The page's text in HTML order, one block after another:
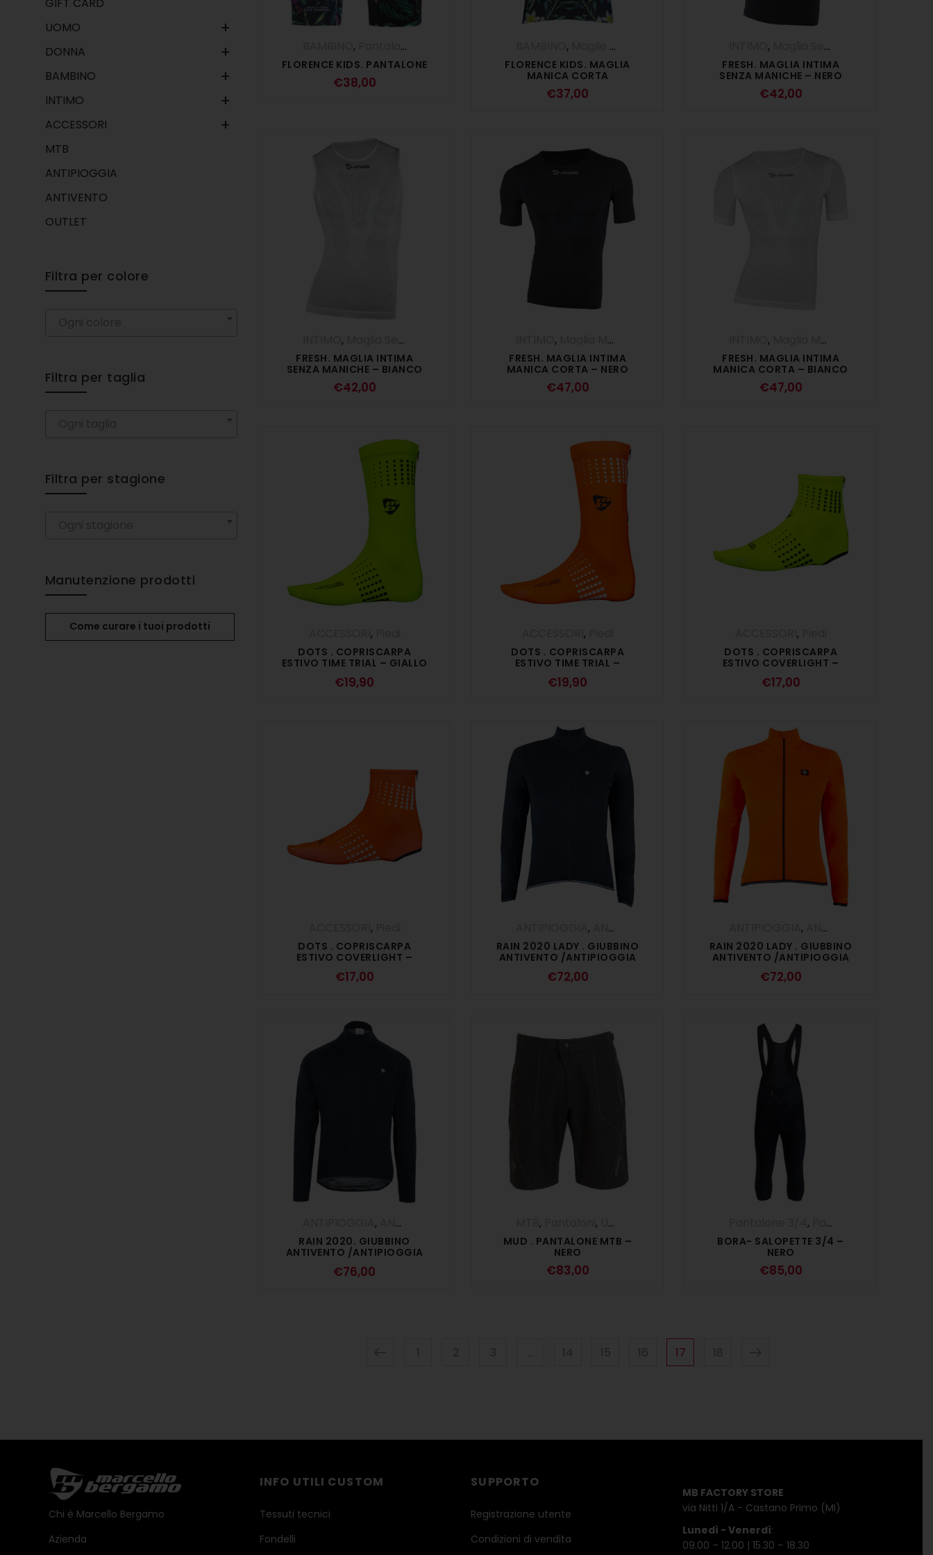
,
FLORENCE KIDS. PANTALONE
€38,00
,
FLORENCE KIDS. MAGLIA
MANICA CORTA
€37,00
,
FRESH. MAGLIA INTIMA
SENZA MANICHE – NERO
€42,00
,
FRESH. MAGLIA INTIMA
SENZA MANICHE – BIANCO
€42,00
,
FRESH. MAGLIA INTIMA
MANICA CORTA – NERO
€47,00
,
FRESH. MAGLIA INTIMA
MANICA CORTA – BIANCO
€47,00
,
DOTS . COPRISCARPA
ESTIVO TIME TRIAL – GIALLO
FLUO
€19,90
,
DOTS . COPRISCARPA
ESTIVO TIME TRIAL –
ARANCIO FLUO
€19,90
,
DOTS . COPRISCARPA
ESTIVO COVERLIGHT –
GIALLO FLUO
€17,00
,
DOTS . COPRISCARPA
ESTIVO COVERLIGHT –
ARANCIO FLUO
€17,00
,
RAIN 2020 LADY . GIUBBINO
ANTIVENTO /ANTIPIOGGIA
– NERO
€72,00
,
RAIN 2020 LADY . GIUBBINO
ANTIVENTO /ANTIPIOGGIA
– ARANCIO FLUO
€72,00
,
RAIN 2020. GIUBBINO
ANTIVENTO /ANTIPIOGGIA
– NERO
€76,00
, ,
MUD . PANTALONE MTB –
NERO
€83,00
,
BORA- SALOPETTE 3/4 –
NERO
€85,00
1 2 3 14 15 16 17 18
+
UOMO
+
DONNA
+
BAMBINO
+
INTIMO
+
ACCESSORI
MTB
ANTIPIOGGIA
ANTIVENTO
OUTLET
Filtra per colore
Filtra per taglia
Filtra per stagione
Manutenzione prodotti
Come curare i tuoi prodotti
Chi è Marcello Bergamo
Azienda
INFO UTILI CUSTOM
Tessuti tecnici
Fondelli
SUPPORTO
Registrazione utente
Condizioni di vendita
MB FACTORY STORE
via Nitti 1/A - Castano Primo (MI)
Lunedì - Venerdì:
09.00 – 12.00 | 15.30 – 18.30